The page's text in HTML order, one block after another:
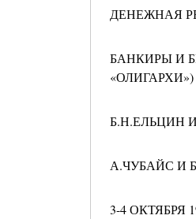
ДЕНЕЖНАЯ
БАНКИРЫ И
«ОЛИГАРХИ»)
Б.Н.ЕЛЬЦИН
А.ЧУБАЙС И
3-4 ОКТЯБРЯ